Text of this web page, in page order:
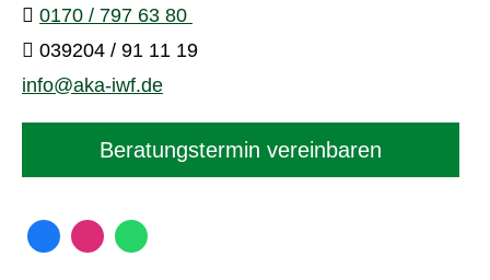
0170 / 797 63 80
039204 / 91 11 19
info@aka-iwf.de
Beratungstermin vereinbaren